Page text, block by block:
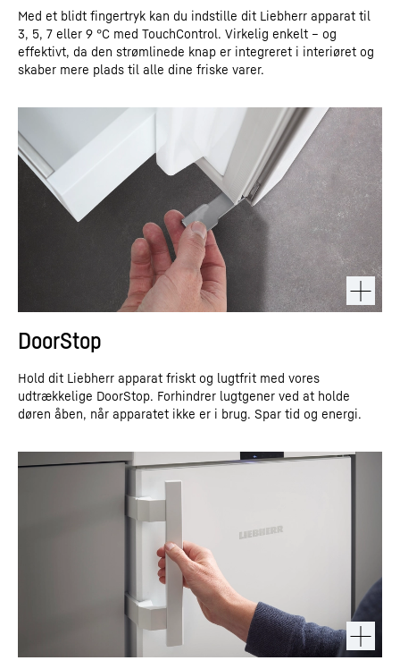
Med et blidt fingertryk kan du indstille dit Liebherr apparat til
3, 5, 7 eller 9 °C med TouchControl. Virkelig enkelt – og
effektivt, da den strømlinede knap er integreret i interiøret og
skaber mere plads til alle dine friske varer.
DoorStop
Hold dit Liebherr apparat friskt og lugtfrit med vores
udtrækkelige DoorStop. Forhindrer lugtgener ved at holde
døren åben, når apparatet ikke er i brug. Spar tid og energi.